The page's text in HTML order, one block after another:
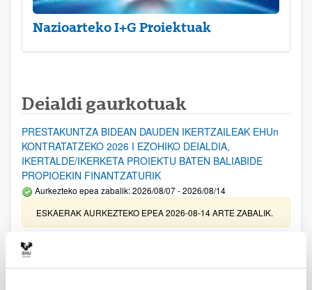
Nazioarteko I+G Proiektuak
Deialdi gaurkotuak
PRESTAKUNTZA BIDEAN DAUDEN IKERTZAILEAK EHUn
KONTRATATZEKO 2026 I EZOHIKO DEIALDIA,
IKERTALDE/IKERKETA PROIEKTU BATEN BALIABIDE
PROPIOEKIN FINANTZATURIK
Aurkezteko epea zabalik: 2026/08/07 - 2026/08/14
ESKAERAK AURKEZTEKO EPEA 2026-08-14 ARTE ZABALIK.
UPV/EHUn Azpiegitura Zientifikoa eta Funts Bibliografikoak
erosi eta berritzeko laguntzak 2026